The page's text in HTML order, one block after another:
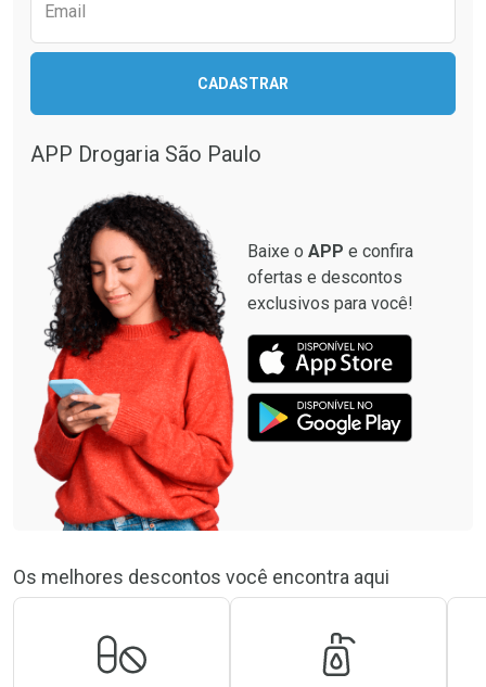
Comprar sem Desconto
Por R$ 79,00/cada
Por R$ 79,00/cada
Por R$ 40,95/cada
Email
CADASTRAR
APP Drogaria São Paulo
Baixe o APP e confira
ofertas e descontos
exclusivos para você!
Os melhores descontos você encontra aqui